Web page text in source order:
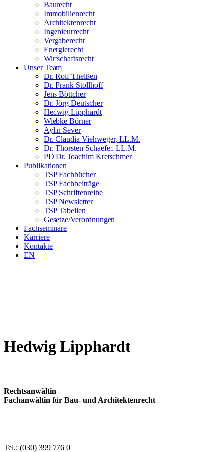
Baurecht
Immobilienrecht
Architektenrecht
Ingenieurrecht
Vergaberecht
Energierecht
Wirtschaftsrecht
Unser Team
Dr. Rolf Theißen
Dr. Frank Stollhoff
Jens Böttcher
Dr. Jörg Deutscher
Hedwig Lipphardt
Wiebke Börner
Aylin Sever
Dr. Claudia Viehweger, LL.M.
Dr. Thorsten Schaefer, LL.M.
PD Dr. Joachim Kretschmer
Publikationen
TSP Fachbücher
TSP Fachbeiträge
TSP Schriftenreihe
TSP Newsletter
TSP Tabellen
Gesetze/Verordnungen
Fachseminare
Karriere
Kontakte
EN
Hedwig Lipphardt
Rechtsanwältin
Fachanwältin für Bau- und Architektenrecht
Tel.: (030) 399 776 0